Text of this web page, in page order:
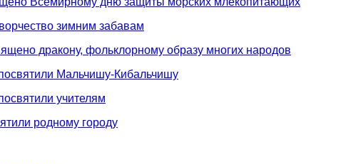
зимним забавам
дракону, фольклорному образу многих народов
Мальчишу-Кибальчишу
учителям
родному городу